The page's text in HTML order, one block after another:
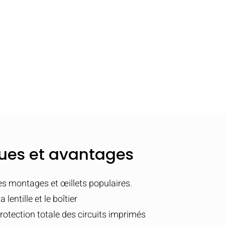
et avantages
montages et œillets populaires.
lentille et le boîtier
totale des circuits imprimés